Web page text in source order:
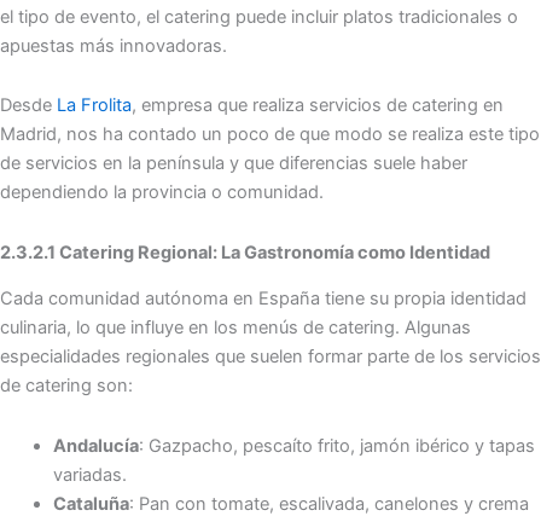
el tipo de evento, el catering puede incluir platos tradicionales o
apuestas más innovadoras.
Desde La Frolita, empresa que realiza servicios de catering en
Madrid, nos ha contado un poco de que modo se realiza este tipo
de servicios en la península y que diferencias suele haber
dependiendo la provincia o comunidad.
2.3.2.1 Catering Regional: La Gastronomía como Identidad
Cada comunidad autónoma en España tiene su propia identidad
culinaria, lo que influye en los menús de catering. Algunas
especialidades regionales que suelen formar parte de los servicios
de catering son:
Andalucía: Gazpacho, pescaíto frito, jamón ibérico y tapas
variadas.
Cataluña: Pan con tomate, escalivada, canelones y crema